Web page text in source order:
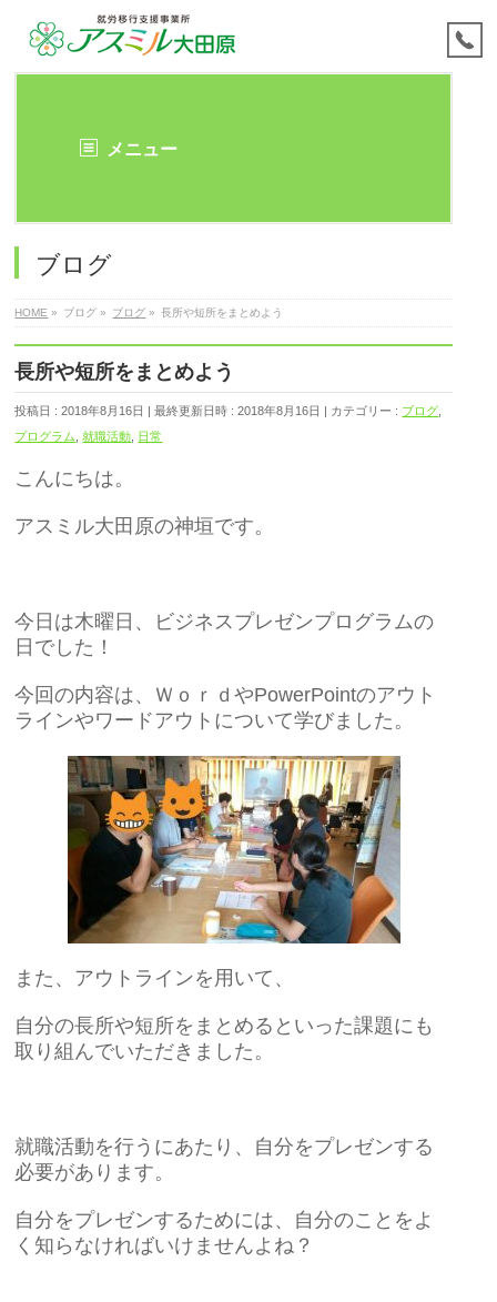
メニュー
ブログ
HOME » ブログ » ブログ » 長所や短所をまとめよう
長所や短所をまとめよう
投稿日 : 2018年8月16日 最終更新日時 : 2018年8月16日 カテゴリー : ブログ
プログラム ,就職活動 日常
こんにちは。
アスミル大田原の神垣です。
今日は木曜日、ビジネスプレゼンプログラムの
日でした！
今回の内容は、ＷｏｒｄやPowerPointのアウト
ラインやワードアウトについて学びました。
また、アウトラインを用いて、
自分の長所や短所をまとめるといった課題にも
取り組んでいただきました。
就職活動を行うにあたり、自分をプレゼンする
必要があります。
自分をプレゼンするためには、自分のことをよ
く知らなければいけませんよね？